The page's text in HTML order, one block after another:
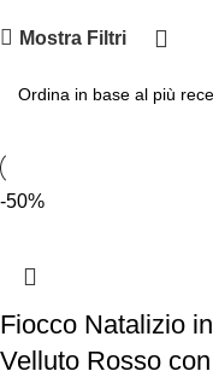
Mostra Filtri
-50%
Fiocco Natalizio in
Velluto Rosso con